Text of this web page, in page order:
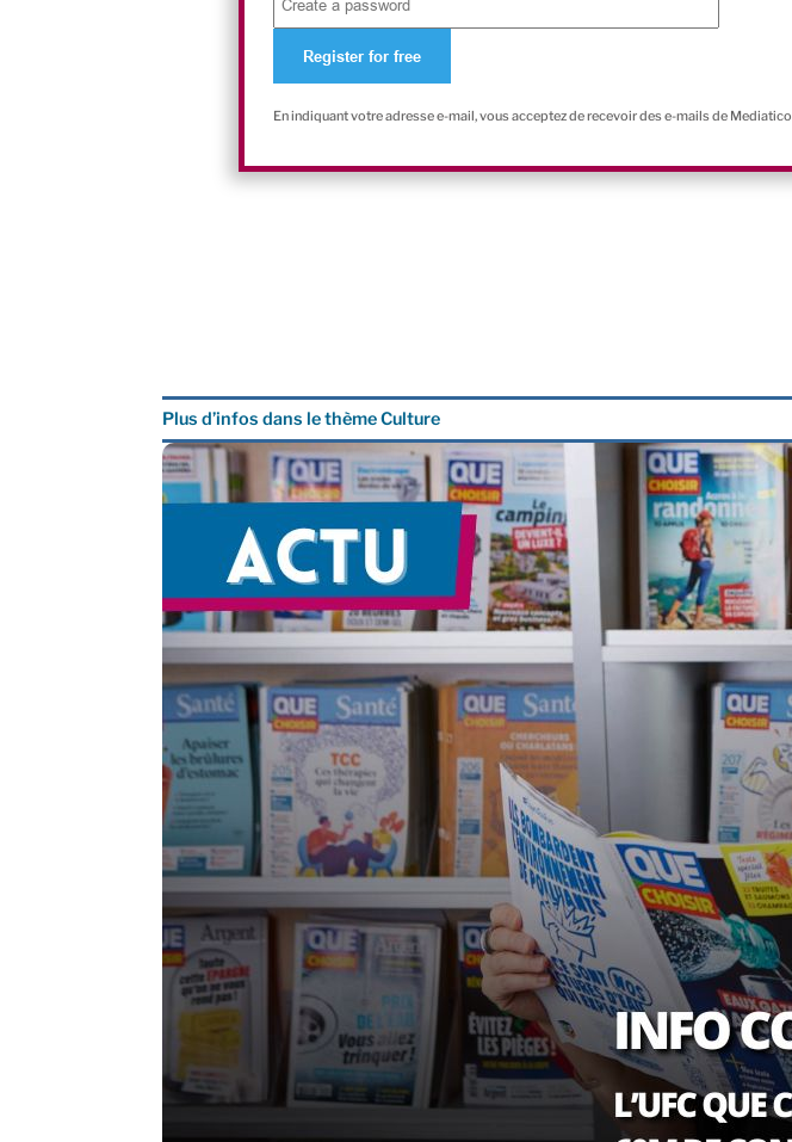
En indiquant votre adresse e-mail, vous acceptez de recevoir des e-mails de Mediatico
Plus d’infos dans le thème Culture